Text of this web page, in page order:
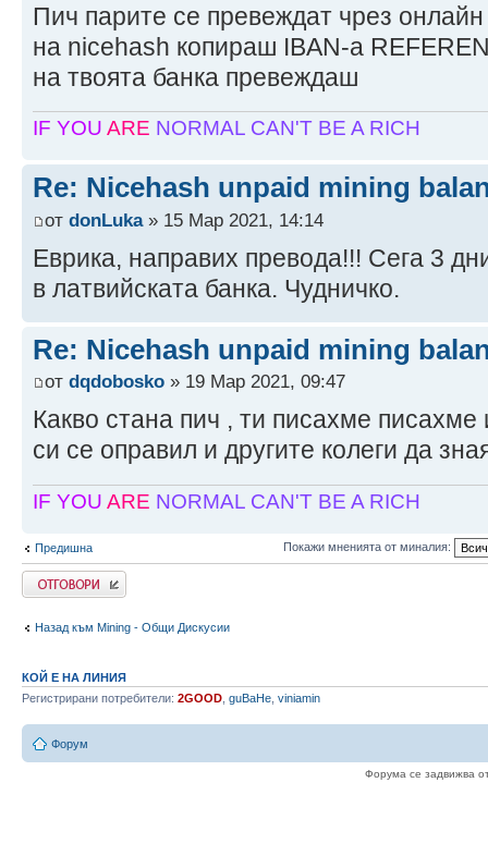
Пич парите се превеждат чрез
на nicehash копираш IBAN-а
на твоята банка превеждаш
IF YOU ARE NORMAL CAN'T BE A RICH
Re: Nicehash unpaid mining
от donLuka» 15 Мар 2021, 14:14
Еврика, направих превода!!! Сега 3
в латвийската банка. Чудничко.
Re: Nicehash unpaid mining
от dqdobosko » 19 Мар 2021, 09:47
Какво стана пич , ти писахме
си се оправил и другите колеги да
IF YOU ARE NORMAL CAN'T BE A RICH
Предишна Покажи мненията от миналия:
Напиши коментар
Назад към Mining - Общи Дискусии
КОЙ Е НА ЛИНИЯ
Регистрирани потребители: 2GOOD guBaHe viniamin
Форум
Форума се задвижва